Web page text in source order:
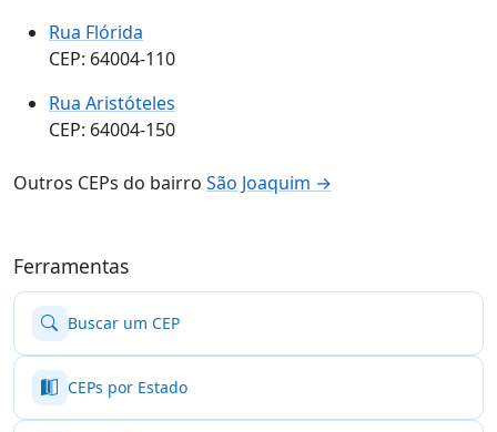
Rua Flórida
CEP: 64004-110
Rua Aristóteles
CEP: 64004-150
Outros CEPs do bairro São Joaquim →
Ferramentas
Buscar um CEP
CEPs por Estado